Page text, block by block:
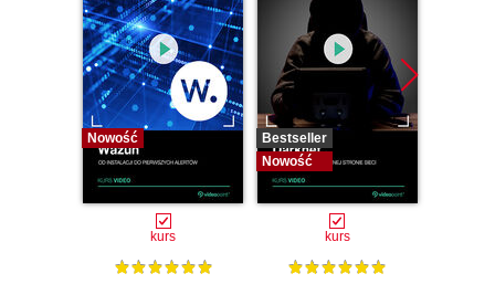
Nowość
kurs
Bestseller
Nowość
kurs